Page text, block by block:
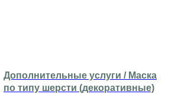
Дополнительные услуги / Маска
по типу шерсти (декоративные)